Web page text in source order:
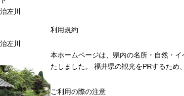
治左川
治左川
利用規約
本ホームページは、県内の名所・自然・
たしました。 福井県の観光をPRするため
ご利用の際の注意